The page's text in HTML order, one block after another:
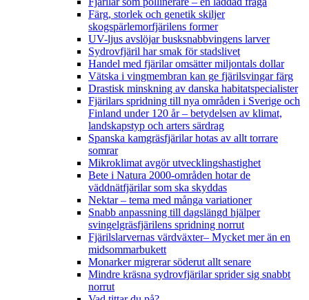
Färg, storlek och genetik skiljer
skogspärlemorfjärilens former
UV-ljus avslöjar busksnabbvingens larver
Sydrovfjäril har smak för stadslivet
Handel med fjärilar omsätter miljontals dollar
Vätska i vingmembran kan ge fjärilsvingar färg
Drastisk minskning av danska habitatspecialister
Fjärilars spridning till nya områden i Sverige och
Finland under 120 år– betydelsen av klimat,
landskapstyp och arters särdrag
Spanska kamgräsfjärilar hotas av allt torrare
somrar
Mikroklimat avgör utvecklingshastighet
Bete i Natura 2000-områden hotar de
väddnätfjärilar som ska skyddas
Nektar – tema med många variationer
Snabb anpassning till dagslängd hjälper
svingelgräsfjärilens spridning norrut
Fjärilslarvernas värdväxter– Mycket mer än en
midsommarbukett
Monarker migrerar söderut allt senare
Mindre kräsna sydrovfjärilar sprider sig snabbt
norrut